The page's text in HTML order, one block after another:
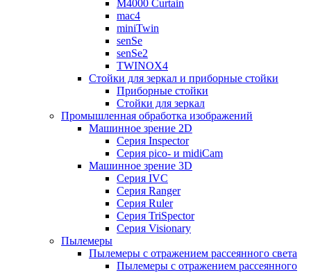
M4000 Curtain
mac4
miniTwin
senSe
senSe2
TWINOX4
Стойки для зеркал и приборные стойки
Приборные стойки
Стойки для зеркал
Промышленная обработка изображений
Машинное зрение 2D
Серия Inspector
Серия pico- и midiCam
Машинное зрение 3D
Серия IVC
Серия Ranger
Серия Ruler
Серия TriSpector
Серия Visionary
Пылемеры
Пылемеры с отражением рассеянного света
Пылемеры с отражением рассеянного